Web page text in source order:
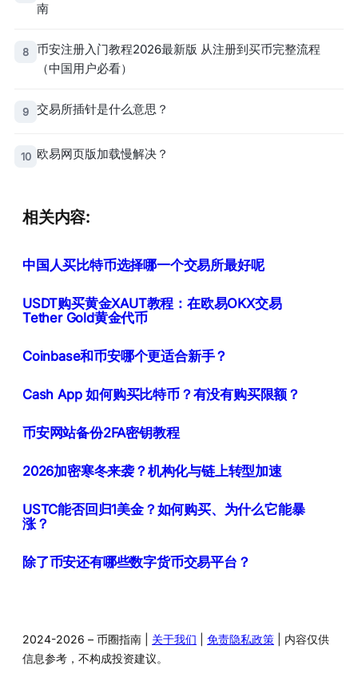
南
8
币安注册入门教程2026最新版 从注册到买币完整流程
（中国用户必看）
9 交易所插针是什么意思？
10 欧易网页版加载慢解决？
相关内容:
中国人买比特币选择哪一个交易所最好呢
USDT购买黄金XAUT教程：在欧易OKX交易
Tether Gold黄金代币
Coinbase和币安哪个更适合新手？
Cash App 如何购买比特币？有没有购买限额？
币安网站备份2FA密钥教程
2026加密寒冬来袭？机构化与链上转型加速
USTC能否回归1美金？如何购买、为什么它能暴
涨？
除了币安还有哪些数字货币交易平台？
2024-2026 – 币圈指南 | 关于我们 免责隐私政策 | 内容仅供
信息参考，不构成投资建议。